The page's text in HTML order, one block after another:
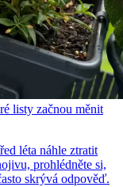
listy začnou měnit
léta náhle ztratit
prohlédněte si,
skrývá odpověď.